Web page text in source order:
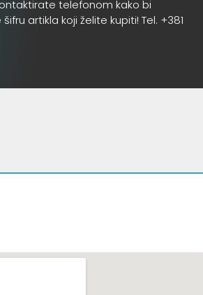
telefonom kako bi
artikla koji želite kupiti! Tel. +381